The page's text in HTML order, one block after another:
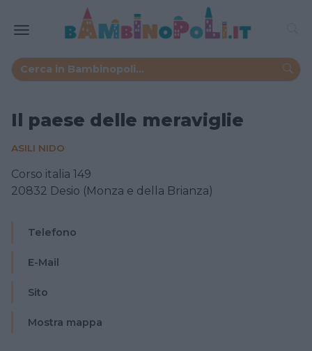
Il paese delle meraviglie
ASILI NIDO
Corso italia 149
20832 Desio (Monza e della Brianza)
Telefono
E-Mail
Sito
Mostra mappa